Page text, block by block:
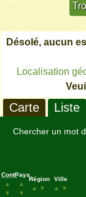
Désolé, aucun
Localisation
Carte Liste
Chercher un mot
Cont.
▲
▼
Pays
▲
▼
Région
▲
▼
Ville
▲
▼